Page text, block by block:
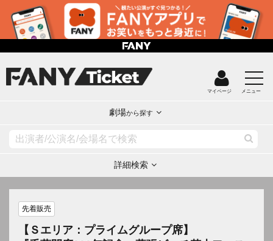
マイページ メニュー
劇場から探す
詳細検索
先着販売
【Ｓエリア：プライムグループ席】